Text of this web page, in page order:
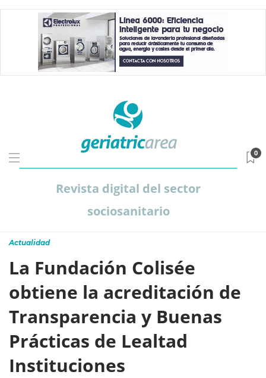
Revista digital del sector
sociosanitario
0
Actualidad
La Fundación Colisée
obtiene la acreditación de
Transparencia y Buenas
Prácticas de Lealtad
Instituciones